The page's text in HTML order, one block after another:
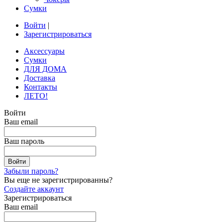
Сумки
Войти |
Зарегистрироваться
Аксессуары
Сумки
ДЛЯ ДОМА
Доставка
Контакты
ЛЕТО!
Войти
Ваш email
Ваш пароль
Забыли пароль?
Вы еще не зарегистрированны?
Создайте аккаунт
Зарегистрироваться
Ваш email